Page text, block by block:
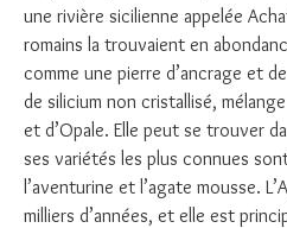
une rivière sicilienne appelée
romains la trouvaient en
comme une pierre d’ancrage et
de silicium non cristallisé,
et d’Opale. Elle peut se trouver
ses variétés les plus connues
l’aventurine et l’agate mousse.
milliers d’années, et elle est